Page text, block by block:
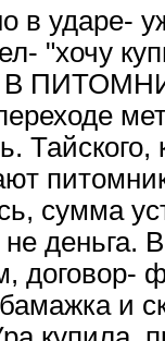
И каждый
на
с рук.
животное
не
в
в ударе-
"хочу
сумма
деньга.
договор-
и